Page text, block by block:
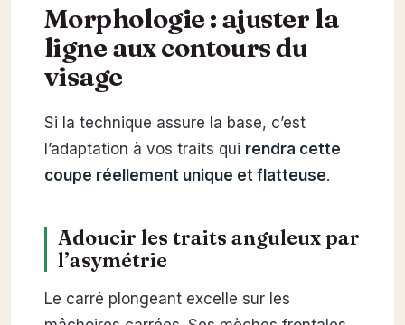
Morphologie : ajuster la
ligne aux contours du
visage
Si la technique assure la base, c’est
l’adaptation à vos traits qui rendra cette
coupe réellement unique et flatteuse.
Adoucir les traits anguleux par
l’asymétrie
Le carré plongeant excelle sur les